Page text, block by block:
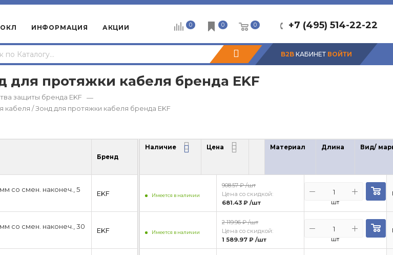
ОКЛ ИНФОРМАЦИЯ АКЦИИ +7 (495) 514-22-22
0 0 0
B2B КАБИНЕТ ВОЙТИ
для протяжки кабеля бренда EKF
защиты бренда EKF —
кабеля / Зонд для протяжки кабеля бренда EKF
Наличие Цена Материал Длина
Вид/
Бренд
со смен. наконеч., 5
EKF
со смен. наконеч., 30
EKF
Имеется в наличии
908.57 ₽ /шт
Цена со скидкой:
681.43 ₽ /шт шт
Имеется в наличии
2 119.96 ₽ /шт
Цена со скидкой:
1 589.97 ₽ /шт шт